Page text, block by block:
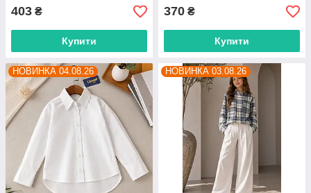
403 ₴
Купити
370 ₴
Купити
НОВИНКА 04.08.26 НОВИНКА 03.08.26